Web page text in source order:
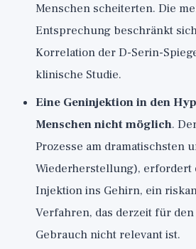
Menschen scheiterten. Die
Entsprechung beschränkt
Korrelation der D-Serin-
klinische Studie.
Eine Geninjektion in den
Menschen nicht möglich.
Prozesse am dramatischsten
Wiederherstellung), erfordert
Injektion ins Gehirn, ein
Verfahren, das derzeit für
Gebrauch nicht relevant ist.